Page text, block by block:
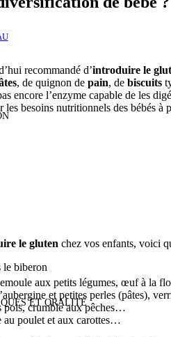
ET ORALITÉ
recommandé d’introduire le
, de quignon de pain, de biscuits
encore l’enzyme capable de les
besoins nutritionnels des bébés
le gluten chez vos enfants, voici
le biberon
aux petits légumes, œuf à la
et petites perles (pâtes),
pois, crumble aux pêches…
au poulet et aux carottes…